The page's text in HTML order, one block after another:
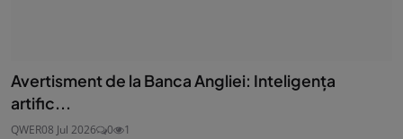
Avertisment de la Banca Angliei: Inteligenţa
artific...
QWER08 Jul 2026 0 1